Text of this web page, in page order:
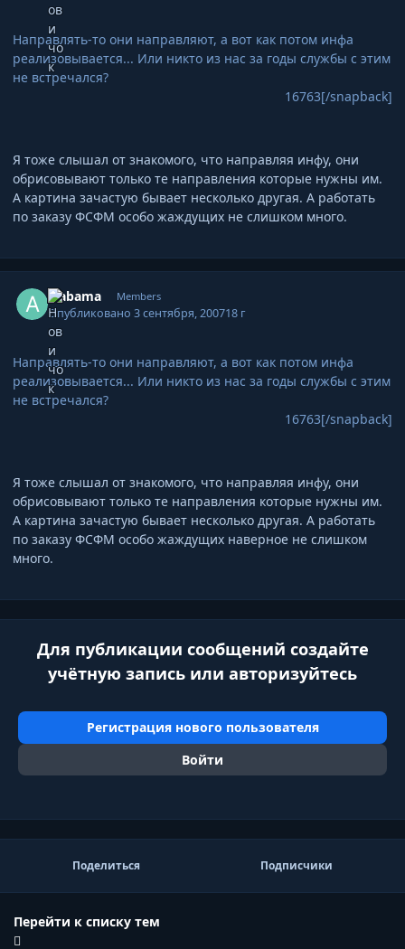
Направлять-то они направляют, а вот как потом инфа
реализовывается... Или никто из нас за годы службы с этим
не встречался?
16763[/snapback]
Я тоже слышал от знакомого, что направляя инфу, они
обрисовывают только те направления которые нужны им.
А картина зачастую бывает несколько другая. А работать
по заказу ФСФМ особо жаждущих не слишком много.
alabama Members
Опубликовано3 сентября, 200718 г
Направлять-то они направляют, а вот как потом инфа
реализовывается... Или никто из нас за годы службы с этим
не встречался?
16763[/snapback]
Я тоже слышал от знакомого, что направляя инфу, они
обрисовывают только те направления которые нужны им.
А картина зачастую бывает несколько другая. А работать
по заказу ФСФМ особо жаждущих наверное не слишком
много.
Для публикации сообщений создайте
учётную запись или авторизуйтесь
Регистрация нового пользователя
Войти
Поделиться Подписчики
Перейти к списку тем